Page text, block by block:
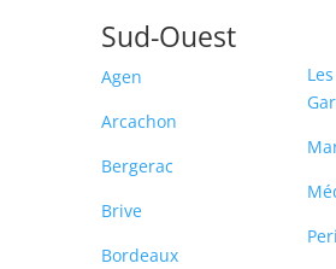
Sud-Ouest
Agen
Arcachon
Bergerac
Brive
Bordeaux